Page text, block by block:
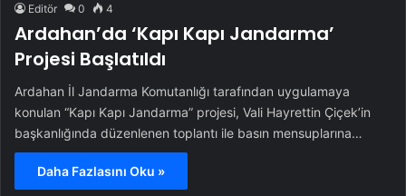
Editör 0 4
Ardahan’da ‘Kapı Kapı Jandarma’
Projesi Başlatıldı
Ardahan İl Jandarma Komutanlığı tarafından uygulamaya
konulan “Kapı Kapı Jandarma” projesi, Vali Hayrettin Çiçek’in
başkanlığında düzenlenen toplantı ile basın mensuplarına…
Daha Fazlasını Oku »